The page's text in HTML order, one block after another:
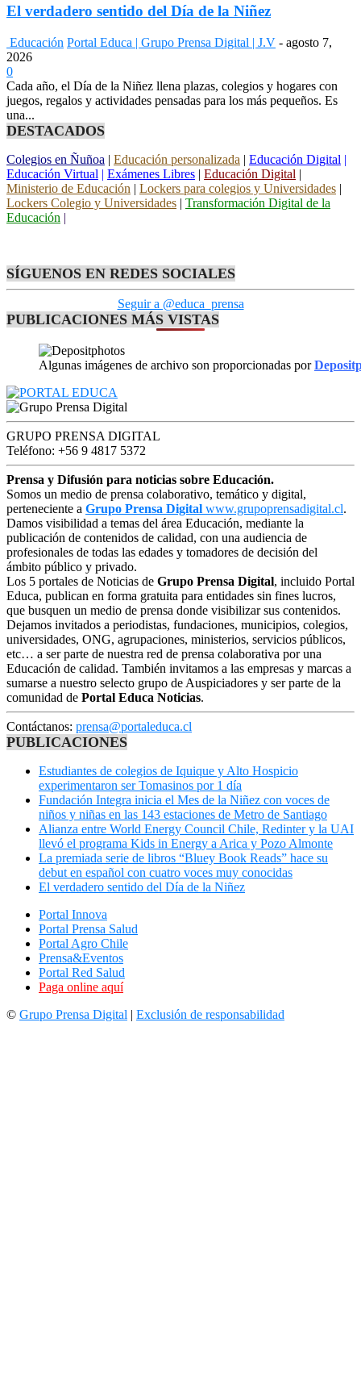
El verdadero sentido del Día de la Niñez
Educación Portal Educa | Grupo Prensa Digital | J.V - agosto 7,
2026
0
Cada año, el Día de la Niñez llena plazas, colegios y hogares con
juegos, regalos y actividades pensadas para los más pequeños. Es
una...
DESTACADOS
Colegios en Ñuñoa | Educación personalizada | Educación Digital |
Educación Virtual | Exámenes Libres | Educación Digital |
Ministerio de Educación | Lockers para colegios y Universidades |
Lockers Colegio y Universidades | Transformación Digital de la
Educación |
SÍGUENOS EN REDES SOCIALES
Seguir a @educa_prensa
PUBLICACIONES MÁS VISTAS
Algunas imágenes de archivo son proporcionadas por
GRUPO PRENSA DIGITAL
Teléfono: +56 9 4817 5372
Prensa y Difusión para noticias sobre Educación.
Somos un medio de prensa colaborativo, temático y digital,
perteneciente a Grupo Prensa Digital www.grupoprensadigital.cl.
Damos visibilidad a temas del área Educación, mediante la
publicación de contenidos de calidad, con una audiencia de
profesionales de todas las edades y tomadores de decisión del
ámbito público y privado.
Los 5 portales de Noticias de Grupo Prensa Digital, incluido Portal
Educa, publican en forma gratuita para entidades sin fines lucros,
que busquen un medio de prensa donde visibilizar sus contenidos.
Dejamos invitados a periodistas, fundaciones, municipios, colegios,
universidades, ONG, agrupaciones, ministerios, servicios públicos,
etc… a ser parte de nuestra red de prensa colaborativa por una
Educación de calidad. También invitamos a las empresas y marcas a
sumarse a nuestro selecto grupo de Auspiciadores y ser parte de la
comunidad de Portal Educa Noticias.
Contáctanos: prensa@portaleduca.cl
PUBLICACIONES
Estudiantes de colegios de Iquique y Alto Hospicio
experimentaron ser Tomasinos por 1 día
Fundación Integra inicia el Mes de la Niñez con voces de
niños y niñas en las 143 estaciones de Metro de Santiago
Alianza entre World Energy Council Chile, Redinter y la UAI
llevó el programa Kids in Energy a Arica y Pozo Almonte
La premiada serie de libros “Bluey Book Reads” hace su
debut en español con cuatro voces muy conocidas
El verdadero sentido del Día de la Niñez
Portal Innova
Portal Prensa Salud
Portal Agro Chile
Prensa&Eventos
Portal Red Salud
Paga online aquí
© Grupo Prensa Digital | Exclusión de responsabilidad